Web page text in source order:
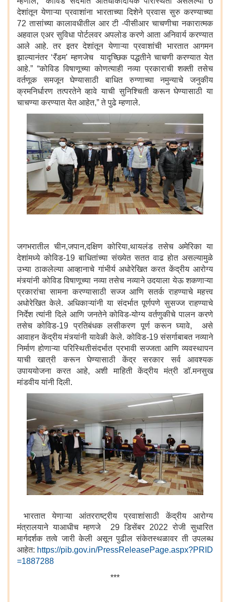
देशांतून येणाऱ्या प्रवाशांना भारताच्या दिशेने प्रवास सुरु करण्याच्या
72 तासांच्या कालावधीतील आर टी -पीसीआर चाचणीचा नकारात्मक
अहवाल एअर सुविधा पोर्टलवर अपलोड करणे आता अनिवार्य करण्यात
आले आहे. तर इतर देशांतून येणाऱ्या प्रवाशांची भारतात आगमन
झाल्यानंतर ‘रॅंडम’ म्हणजेच यादृच्छिक पद्धतीने चाचणी करण्यात येत
आहे.” “कोविड विषाणूच्या कोणत्याही नव्या प्रकाराची शक्ती तसेच
वर्तणूक समजून घेण्यासाठी बाधित रुग्णाच्या नमुन्याचे जनुकीय
क्रमनिर्धारण तत्परतेने व्हावे याची सुनिश्चिती करून घेण्यासाठी या
चाचण्या करण्यात येत आहेत,” ते पुढे म्हणाले.
जगभरातील चीन,जपान,दक्षिण कोरिया,थायलंड तसेच अमेरिका या
देशांमध्ये कोविड-19 बाधितांच्या संख्येत सतत वाढ होत असल्यामुळे
उभ्या ठाकलेल्या आव्हानाचे गांभीर्य अधोरेखित करत केंद्रीय आरोग्य
मंत्र्यांनी कोविड विषाणूच्या नव्या तसेच नव्याने उदयाला येऊ शकणाऱ्या
प्रकारांचा सामना करण्यासाठी सज्ज आणि सतर्क राहण्याचे महत्त्व
अधोरेखित केले. अधिकाऱ्यांनी या संदर्भात पूर्णपणे सुसज्ज राहण्याचे
निर्देश त्यांनी दिले आणि जनतेने कोविड-योग्य वर्तणुकीचे पालन करणे
तसेच कोविड-19 प्रतिबंधक लसीकरण पूर्ण करून घ्यावे, असे
आवाहन केंद्रीय मंत्र्यांनी यावेळी केले. कोविड-19 संसर्गाबाबत नव्याने
निर्माण होणाऱ्या परिस्थितीसंदर्भात प्रभावी सज्जता आणि व्यवस्थापन
याची खात्री करून घेण्यासाठी केंद्र सरकार सर्व आवश्यक
उपाययोजना करत आहे, अशी माहिती केंद्रीय मंत्री डॉ.मनसुख
मांडवीय यांनी दिली.
भारतात येणाऱ्या आंतरराष्ट्रीय प्रवाशांसाठी केंद्रीय आरोग्य
मंत्रालयाने याआधीच म्हणजे 29 डिसेंबर 2022 रोजी सुधारित
मार्गदर्शक तत्वे जारी केली असून पुढील संकेतस्थळावर ती उपलब्ध
आहेत: https://pib.gov.in/PressReleasePage.aspx?PRID
=1887288
***